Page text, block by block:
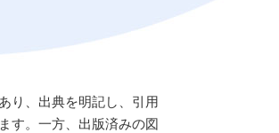
り、出典を明記し、引用
す。一方、出版済みの図